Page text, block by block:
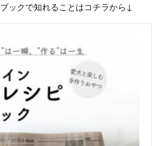
ックで知れることはコチラから↓